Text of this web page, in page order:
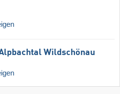
Wildschönau